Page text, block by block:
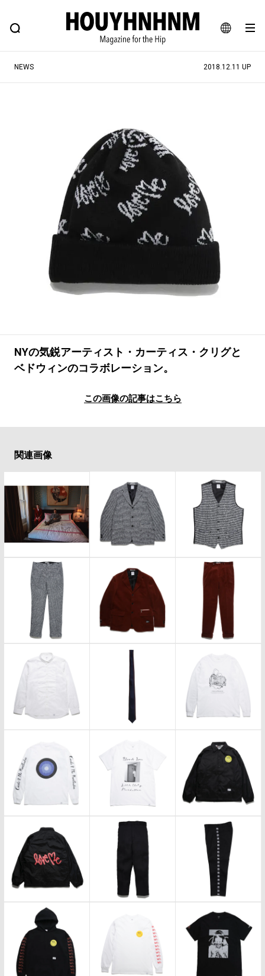
JA
EN
FEATURE BLOG SNAP
ヒップなファッション、カルチャー、ライフスタイルWEBマガジン
#SHOPPING ADDICT #憧れの逸品
#ESSENTIAL DESIGNS #古着サミット
#NEW VINTAGE #マイナーグッド図鑑
#路地裏てぃーん。 #MONTHLY JOURNAL
#GH 銘品の所以 #フイナムのYouTube
#Commune H
#ととけん #MUSIC #MOVIE
#LIFESTYLE
#SPORTS #HANDSOME HANDBOOK
NEWS 2018.12.11 UP
NYの気鋭アーティスト・カーティス・クリグと
ベドウィンのコラボレーション。
この画像の記事はこちら
関連画像